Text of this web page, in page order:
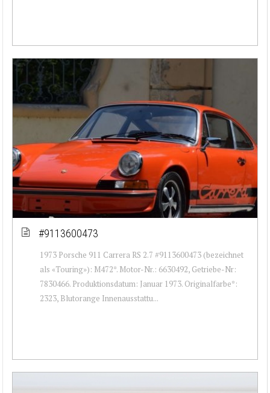
#9113600473
1973 Porsche 911 Carrera RS 2.7 #9113600473 (bezeichnet
als «Touring»): M472*. Motor-Nr.: 6630492, Getriebe-Nr:
7830466. Produktionsdatum: Januar 1973. Originalfarbe*:
2323, Blutorange Innenausstattu...